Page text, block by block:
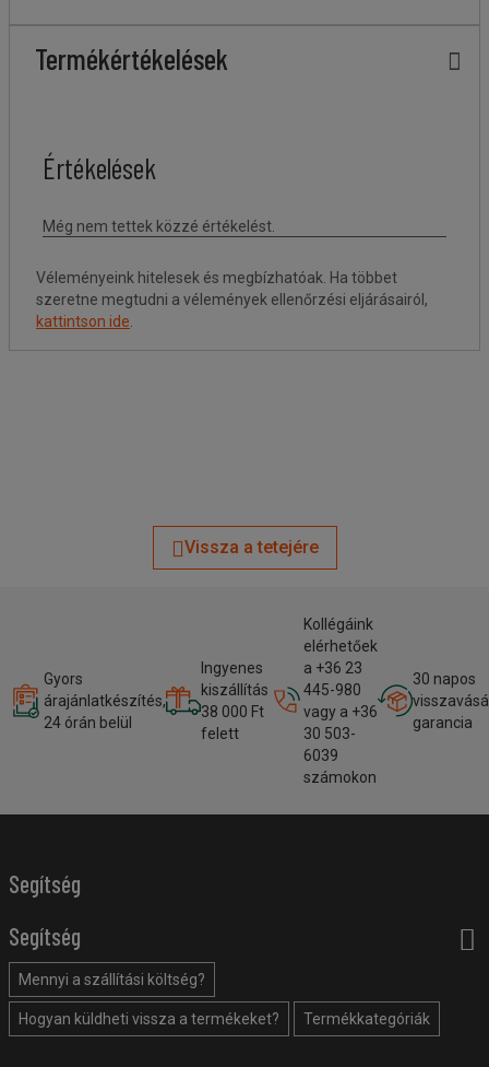
Termékértékelések
Véleményeink hitelesek és megbízhatóak. Ha többet
szeretne megtudni a vélemények ellenőrzési eljárásairól,
kattintson ide
Vissza a tetejére
Gyors
árajánlatkészítés,
24 órán belül
Ingyenes
kiszállítás
38 000 Ft
felett
Kollégáink
elérhetőek
a +36 23
445-980
vagy a +36
30 503-
6039
számokon
30 napos
garancia
Segítség
Segítség
Mennyi a szállítási költség?
Hogyan küldheti vissza a termékeket? Termékkategóriák